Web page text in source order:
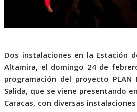
Dos instalaciones en la Estación
Altamira, el domingo 24 de
programación del proyecto PLAN
Salida, que se viene presentando
Caracas, con diversas